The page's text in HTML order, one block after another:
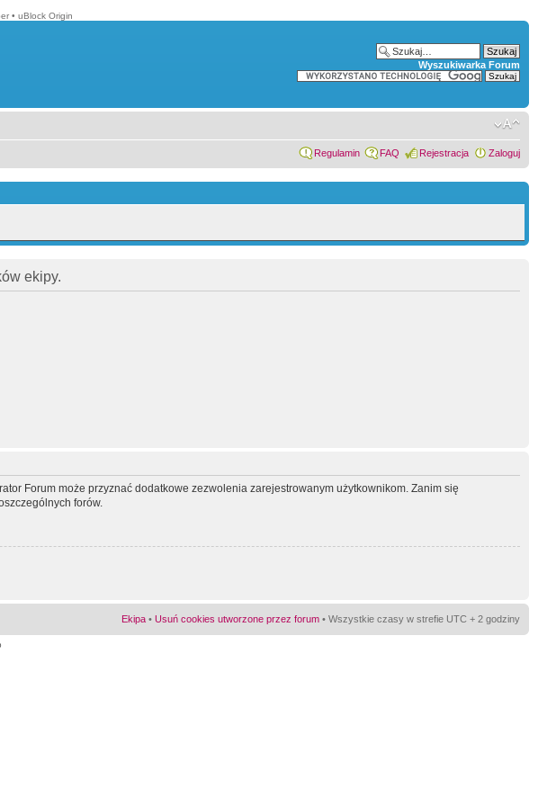
• uBlock Origin
Wyszukiwarka Forum
Regulamin FAQ Rejestracja Zaloguj
ekipy.
Forum może przyznać dodatkowe zezwolenia zarejestrowanym użytkownikom. Zanim się
forów.
Ekipa • Usuń cookies utworzone przez forum • Wszystkie czasy w strefie UTC + 2 godziny